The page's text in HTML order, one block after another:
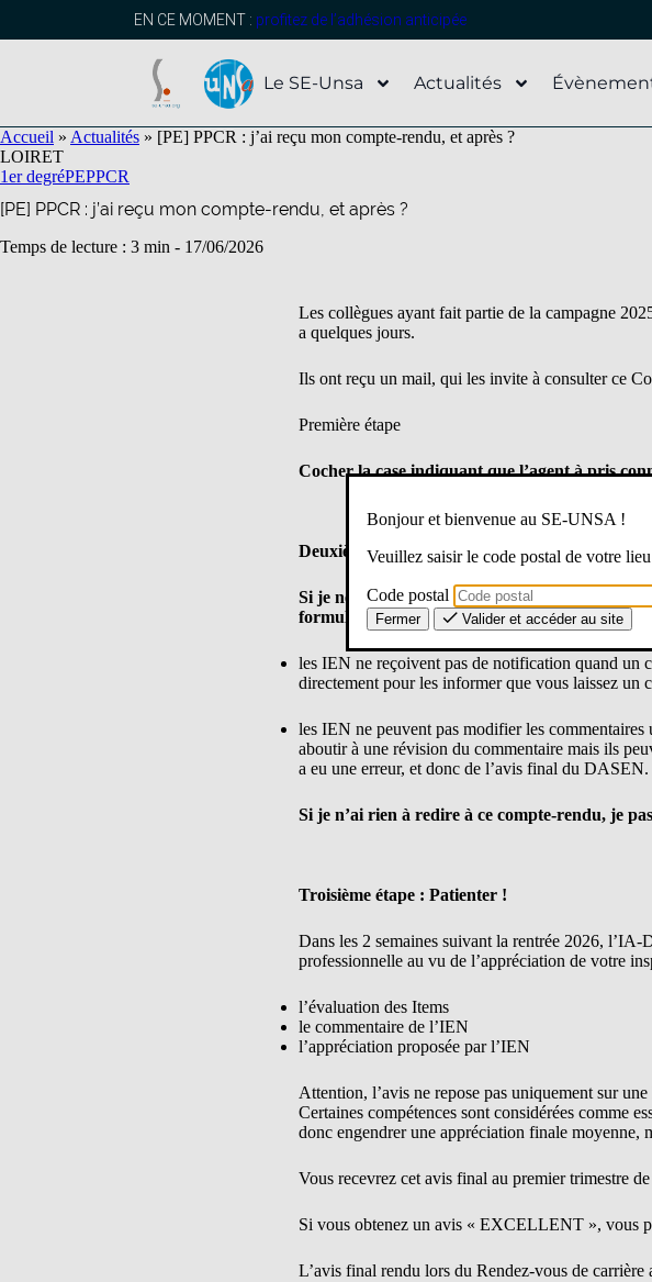
EN CE MOMENT : profitez de l’adhésion anticipée
Le SE-Unsa Actualités
Accueil » Actualités » [PE] PPCR : j’ai reçu mon compte-rendu, et après ?
LOIRET
1er degréPEPPCR
[PE] PPCR : j’ai reçu mon compte-rendu, et après ?
Temps de lecture : 3 min - 17/06/2026
Les collègues ayant fait partie de la campagne
a quelques jours.
Ils ont reçu un mail, qui les invite à consulter ce
Première étape
Cocher la case indiquant que l’agent à pris
Deuxième étape
Si je ne suis pas d’accord avec l’évaluation de
formuler une observation. (et la modifier
les IEN ne reçoivent pas de notification quand un
directement pour les informer que vous laissez un
les IEN ne peuvent pas modifier les
aboutir à une révision du commentaire mais ils
a eu une erreur, et donc de l’avis final du DASEN.
Si je n’ai rien à redire à ce compte-rendu, je
Troisième étape : Patienter !
Dans les 2 semaines suivant la rentrée 2026,
professionnelle au vu de l’appréciation de votre
l’évaluation des Items
le commentaire de l’IEN
l’appréciation proposée par l’IEN
Attention, l’avis ne repose pas uniquement sur
Certaines compétences sont considérées comme
donc engendrer une appréciation finale moyenne,
Vous recevrez cet avis final au premier trimestre
Si vous obtenez un avis « EXCELLENT », vous
L’avis final rendu lors du Rendez-vous de carrière
Bonjour et bienvenue au SE-UNSA !
Veuillez saisir le code postal de votre
Code postal
Fermer Valider et accéder au site